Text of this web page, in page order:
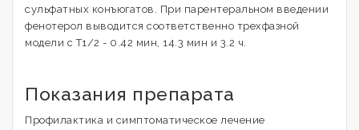
сульфатных конъюгатов. При парентеральном введении
фенотерол выводится соответственно трехфазной
модели с Т1/2 - 0.42 мин, 14.3 мин и 3.2 ч.
Показания препарата
Профилактика и симптоматическое лечение